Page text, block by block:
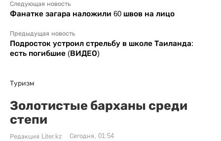
Следующая новость
Фанатке загара наложили 60 швов на лицо
Предыдущая новость
Подросток устроил стрельбу в школе Таиланда:
есть погибшие (ВИДЕО)
Туризм
Золотистые барханы среди
степи
Редакция Liter.kz Сегодня, 01:54